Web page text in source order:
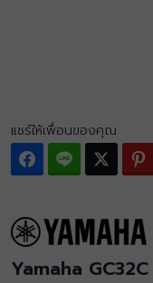
แชร์ให้เพื่อนของคุณ
Facebook
Line Twitter
Yamaha GC32C